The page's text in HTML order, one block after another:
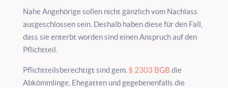
Nahe Angehörige sollen nicht gänzlich vom Nachlass
ausgeschlossen sein. Deshalb haben diese für den Fall,
dass sie enterbt worden sind einen Anspruch auf den
Pflichtteil.
Pflichtteilsberechtigt sind gem. § 2303 BGB die
Abkömmlinge, Ehegatten und gegebenenfalls die